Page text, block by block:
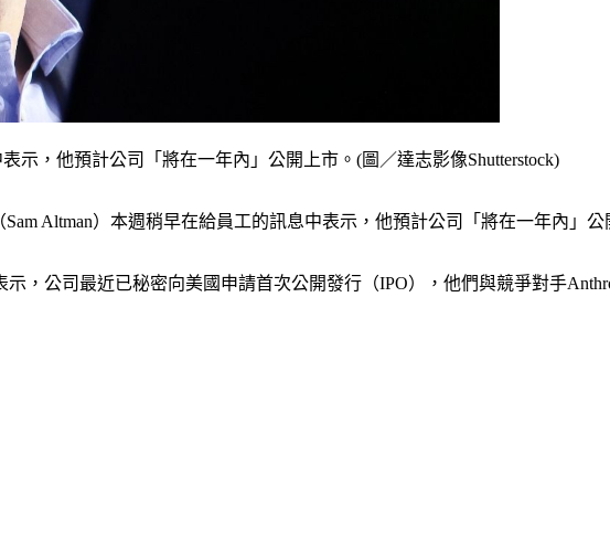
示，他預計公司「將在一年內」公開上市。(圖／達志影像Shutterstock)
Altman）本週稍早在給員工的訊息中表示，他預計公司「將在一年內」公
示，公司最近已秘密向美國申請首次公開發行（IPO），他們與競爭對手